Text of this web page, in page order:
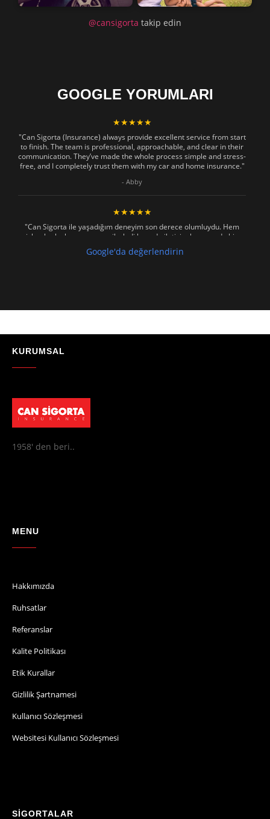
@cansigorta takip edin
GOOGLE YORUMLARI
★★★★★
"Can Sigorta (Insurance) always provide excellent service from start
to finish. The team is professional, approachable, and clear in their
communication. They’ve made the whole process simple and stress-
free, and I completely trust them with my car and home insurance."
- Abby
★★★★★
"Can Sigorta ile yaşadığım deneyim son derece olumluydu. Hem
işlemler hızlı ve sorunsuz ilerledi hem de iletişim konusunda hiç
zorlanmadım. Aradığımda ya da mesaj attığımda hemen dönüş
sağladılar, her soruma sabırla ve açıklayıcı bir şekilde yanıt verdiler.
"Absolutelly the best at the TRNC. Highly recommeded !!! Thank You
Google'da değerlendirin
KURUMSAL
1958' den beri..
MENU
Hakkımızda
Ruhsatlar
Referanslar
Kalite Politikası
Etik Kurallar
Gizlilik Şartnamesi
Kullanıcı Sözleşmesi
Websitesi Kullanıcı Sözleşmesi
SİGORTALAR